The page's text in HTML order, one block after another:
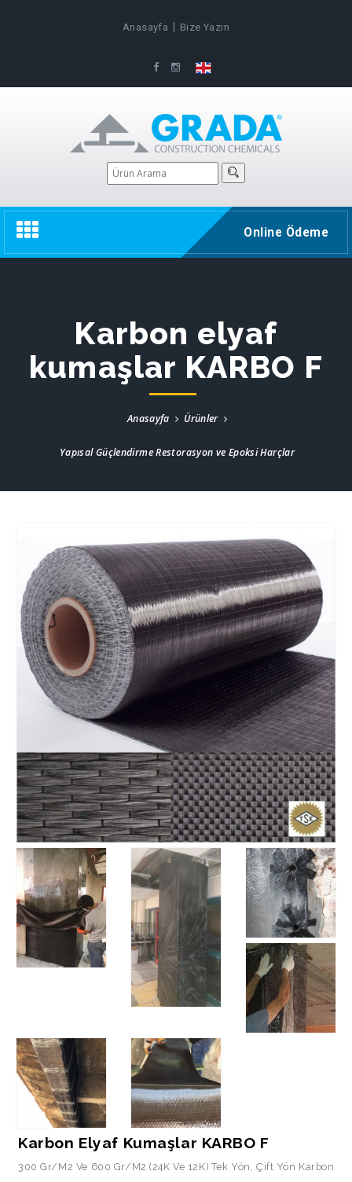
Anasayfa Bize Yazın
Toggle
navigation
Online Ödeme
Karbon elyaf
kumaşlar KARBO F
Anasayfa Ürünler
Yapısal Güçlendirme Restorasyon ve Epoksi Harçlar
Karbon Elyaf Kumaşlar KARBO F
300 Gr/m2 Ve 600 Gr/m2 (24K Ve 12K) Tek Yön, Çift Yön Karbon